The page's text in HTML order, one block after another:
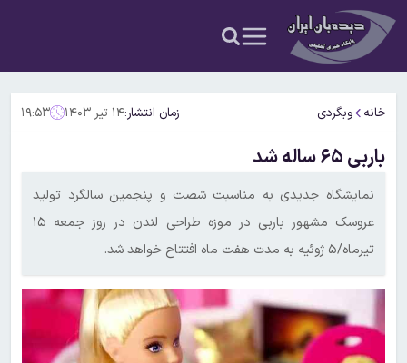
خانه وبگردی زمان انتشار:۱۴ تیر ۱۴۰۳ ۱۹:۵۳
باربی ۶۵ ساله شد
نمایشگاه جدیدی به مناسبت شصت و پنجمین سالگرد تولید
عروسک مشهور باربی در موزه طراحی لندن در روز جمعه ۱۵
تیرماه/۵ ژوئیه به مدت هفت ماه افتتاح خواهد شد.